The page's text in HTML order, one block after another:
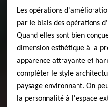
Les opérations
par le biais des opérations
Quand elles sont bien
dimension esthétique à la
apparence attrayante et
compléter le style
paysage environnant. On
la personnalité à l'espace